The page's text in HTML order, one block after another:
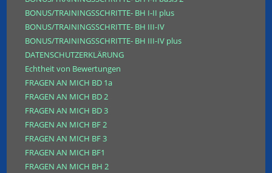
BONUS/TRAININGSSCHRITTE- BH I-II plus
BONUS/TRAININGSSCHRITTE- BH III-IV
BONUS/TRAININGSSCHRITTE- BH III-IV plus
DATENSCHUTZERKLÄRUNG
Echtheit von Bewertungen
FRAGEN AN MICH BD 1a
FRAGEN AN MICH BD 2
FRAGEN AN MICH BD 3
FRAGEN AN MICH BF 2
FRAGEN AN MICH BF 3
FRAGEN AN MICH BF1
FRAGEN AN MICH BH 2